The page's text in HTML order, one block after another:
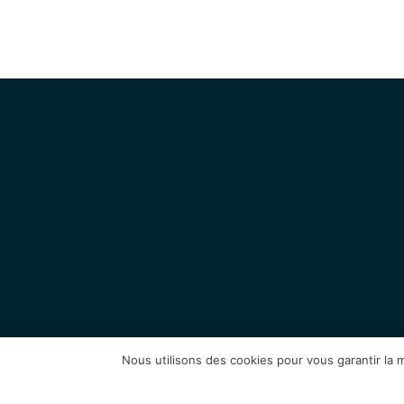
Nous utilisons des cookies pour vous garantir